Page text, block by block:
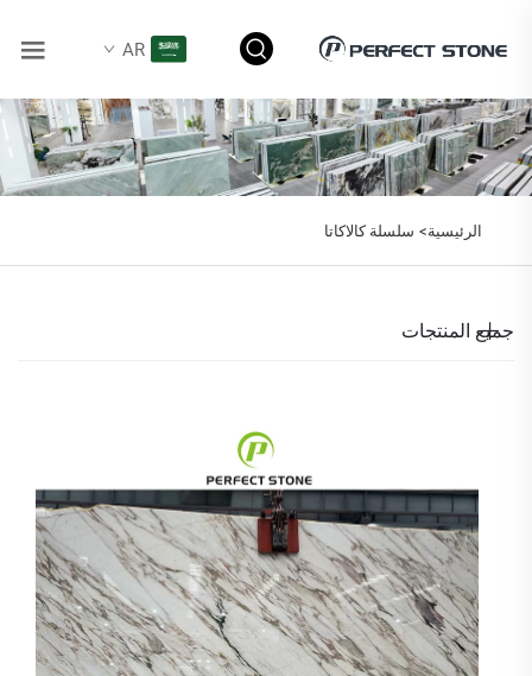
AR
الرئيسية> سلسلة كالاكاتا
جميع المنتجات